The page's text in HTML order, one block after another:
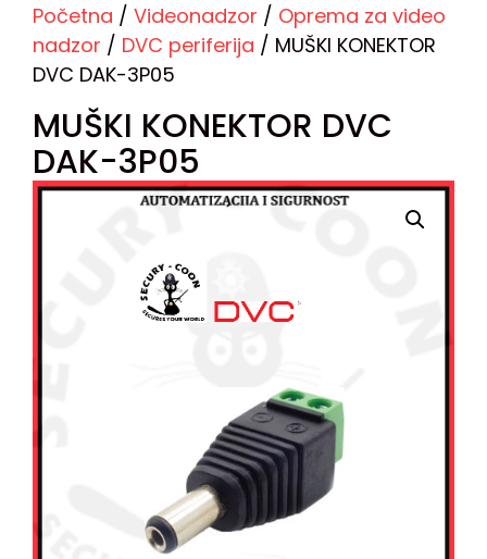
Početna / Videonadzor / Oprema za video
nadzor / DVC periferija / MUŠKI KONEKTOR
DVC DAK-3P05
MUŠKI KONEKTOR DVC
DAK-3P05